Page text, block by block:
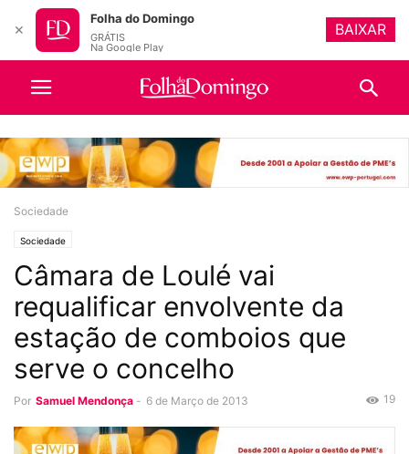
Sociedade
Sociedade
Câmara de Loulé vai
requalificar envolvente da
estação de comboios que
serve o concelho
Por Samuel Mendonça - 6 de Março de 2013 19
✕
Folha do Domingo
GRÁTIS
Na Google Play
BAIXAR